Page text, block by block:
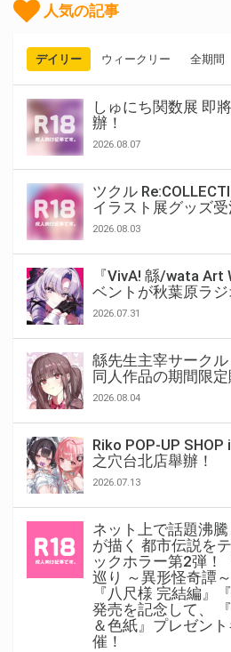
人気の記事
デイリー ウィークリー 全期間
しゅにち関数展 即
辦！
2026.08.07
ツクル
イラスト展グッズ受
2026.08.03
『VivA! 緜/wata
ベントが秋葉原ラ
2026.07.31
緜先生主宰サークル
同人作品の期間限定
2026.08.04
Riko POP-UP SHOP
之穴台北店舉辦！
2026.07.13
ネット上で話題沸
が描く 都市伝説を
ックホラー第2弾！
巡り ～異形怪奇譚
『八尺様 完結編』
発売を記念して、
＆色紙』プレゼン
催！